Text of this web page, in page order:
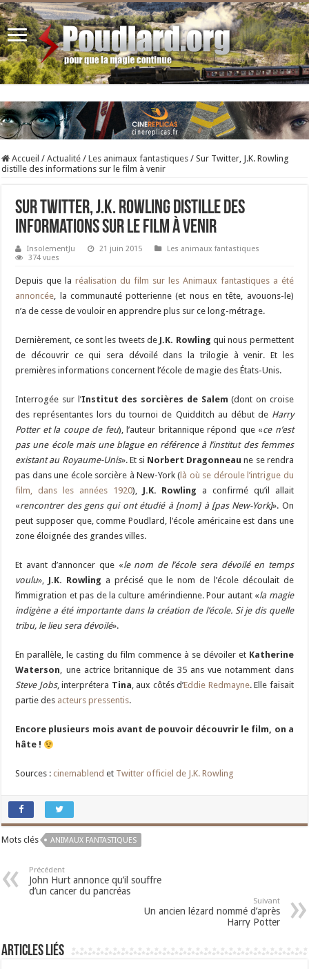
Accueil / Actualité / Les animaux fantastiques / Sur Twitter, J.K. Rowling
distille des informations sur le film à venir
Sur Twitter, J.K. Rowling distille des
informations sur le film à venir
InsolementJu 21 juin 2015
Les animaux fantastiques
374 vues
Depuis que laréalisation du film sur les Animaux fantastiques a été
annoncée, la communauté potterienne (et nous en tête, avouons-le)
n’a de cesse de vouloir en apprendre plus sur ce long-métrage.
Dernièrement, ce sont les tweets de J.K. Rowling qui nous permettent
de découvrir ce qui sera dévoilé dans la trilogie à venir. Et les
premières informations concernent l’école de magie des États-Unis.
Interrogée sur l’Institut des sorcières de Salem (dont on croise
des représentantes lors du tournoi de Quidditch au début de Harry
Potter et la coupe de feu), l’auteur britannique répond que «ce n’est
pas une école mais une blague en référence à l’institut des femmes
existant au Royaume-Unis». Et si Norbert Dragonneau ne se rendra
pas dans une école sorcière à New-York ( là où se déroule l’intrigue du
film, dans les années 1920), J.K. Rowling a confirmé qu’il allait
«rencontrer des gens qui ont étudié à [nom] à [pas New-York]». On
peut supposer que, comme Poudlard, l’école américaine est dans une
zone éloignée des grandes villes.
Et avant d’annoncer que «le nom de l’école sera dévoilé en temps
voulu», J.K. Rowling a précisé que le nom de l’école découlait de
l’immigration et pas de la culture amérindienne. Pour autant «la magie
indigène a été importante dans la création de l’école. Si je dis quelle
tribu, le lieu sera dévoilé».
En parallèle, le casting du film commence à se dévoiler etKatherine
Waterson, une actrice britannique de 35 ans vue notamment dans
Steve Jobs, interprétera Tina, aux côtés d’Eddie Redmayne. Elle faisait
partie des acteurs pressentis.
Encore plusieurs mois avant de pouvoir découvrir le film, on a
hâte !
Sources :cinemablend et Twitter officiel de J.K. Rowling
Mots clés ANIMAUX FANTASTIQUES
Précédent
John Hurt annonce qu’il souffre
d’un cancer du pancréas
Suivant
Un ancien lézard nommé d’après
Harry Potter
Articles liés